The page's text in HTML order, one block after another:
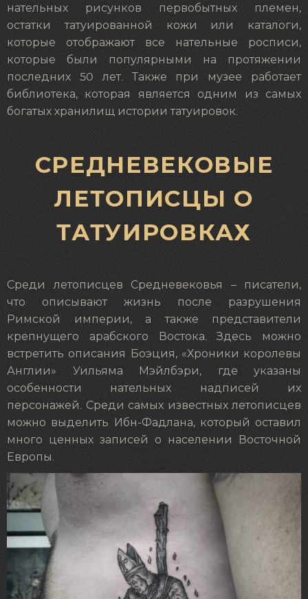
нательных рисунков первобытных племен,
остатки татуированной кожи или каталоги,
которые отображают все нательные росписи,
которые были популярными на протяжении
последних 50 лет. Также при музее работает
библиотека, которая является одним из самых
богатых хранилищ истории татуировок.
СРЕДНЕВЕКОВЫЕ
ЛЕТОПИСЦЫ О
ТАТУИРОВКАХ
Среди летописцев Средневековья – писатели,
что описывают жизнь после разрушения
Римской империи, а также представители
крепнущего арабского Востока. Здесь можно
встретить описания Боэция, «Хроники королевы
Англии» Уильяма Мэйлбэри, где указаны
особенности нательных надписей их
персонажей. Среди самых известных летописцев
можно выделить Ибн-Фадлана, который оставил
много ценных записей о населении Восточной
Европы.